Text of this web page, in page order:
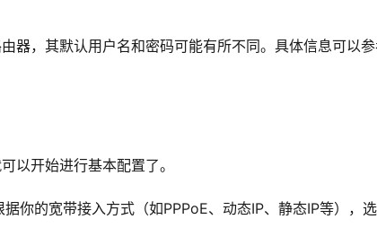
器，其默认用户名和密码可能有所不同。具体信息可以
以开始进行基本配置了。
你的宽带接入方式（如PPPoE、动态IP、静态IP等），选